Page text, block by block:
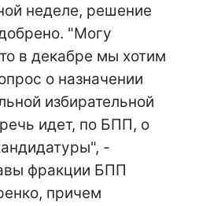
неделе, решение
"Могу
в декабре мы хотим
о назначении
избирательной
идет, по БПП, о
-
фракции БПП
причем